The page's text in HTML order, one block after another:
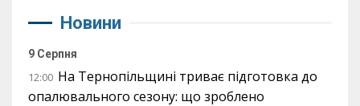
Новини
9 Серпня
12:00 На Тернопільщині триває підготовка до
опалювального сезону: що зроблено